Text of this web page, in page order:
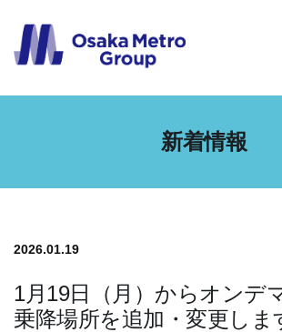
新着情報
2026.01.19
1月19日（月）からオンデ
乗降場所を追加・変更しま